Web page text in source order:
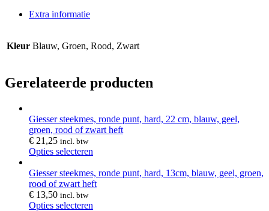
Extra informatie
Kleur Blauw, Groen, Rood, Zwart
Gerelateerde producten
Giesser steekmes, ronde punt, hard, 22 cm, blauw, geel,
groen, rood of zwart heft
€ 21,25 incl. btw
Opties selecteren
Giesser steekmes, ronde punt, hard, 13cm, blauw, geel, groen,
rood of zwart heft
€ 13,50 incl. btw
Opties selecteren